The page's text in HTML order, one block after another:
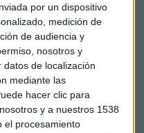
por un dispositivo
medición de
de audiencia y
nosotros y
de localización
mediante las
hacer clic para
y a nuestros 1538
el procesamiento